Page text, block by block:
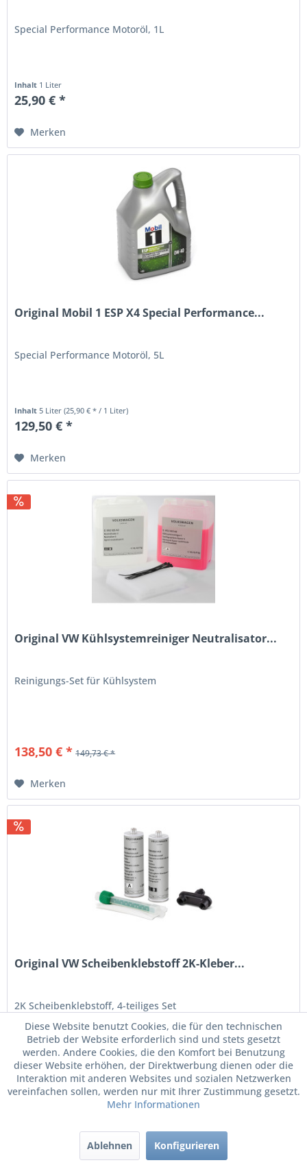
Special Performance Motoröl, 1L
Inhalt 1 Liter
25,90 € *
Merken
Original Mobil 1 ESP X4 Special Performance...
Special Performance Motoröl, 5L
Inhalt 5 Liter(25,90 € * / 1 Liter)
129,50 € *
Merken
Original VW Kühlsystemreiniger Neutralisator...
Reinigungs-Set für Kühlsystem
138,50 € * 149,73 € *
Merken
Original VW Scheibenklebstoff 2K-Kleber...
2K Scheibenklebstoff, 4-teiliges Set
48,90 € * 77,71 € *
Diese Website benutzt Cookies, die für den technischen
Betrieb der Website erforderlich sind und stets gesetzt
werden. Andere Cookies, die den Komfort bei Benutzung
dieser Website erhöhen, der Direktwerbung dienen oder die
Interaktion mit anderen Websites und sozialen Netzwerken
vereinfachen sollen, werden nur mit Ihrer Zustimmung gesetzt.
Mehr Informationen
Ablehnen Konfigurieren